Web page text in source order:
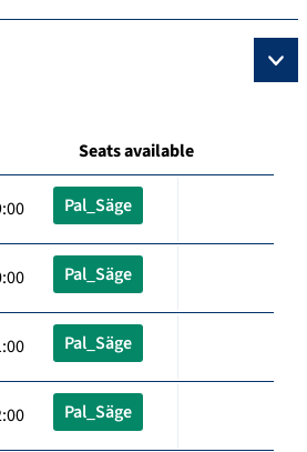
Seats available
Pal_Säge
Pal_Säge
Pal_Säge
Pal_Säge